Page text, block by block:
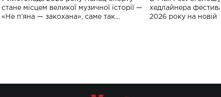
спорту
стане місцем великої музичної історії —
«Не пʼяна — закохана», саме так
хедлайнера
2026 року на новій